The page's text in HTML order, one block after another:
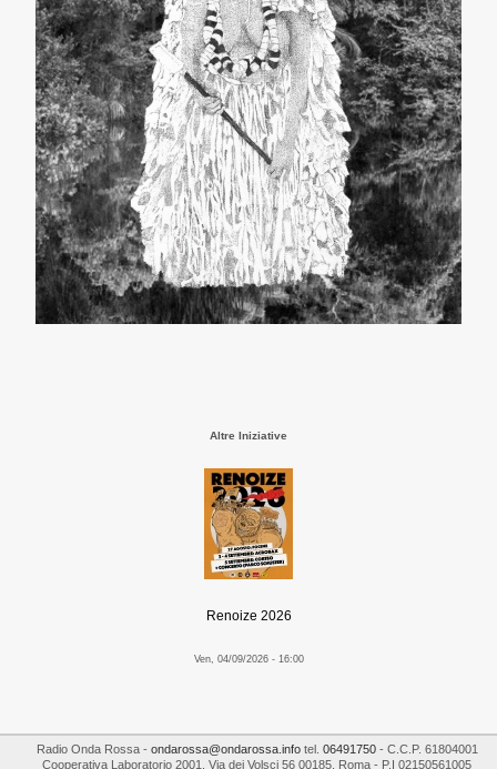
Altre Iniziative
Renoize 2026
Ven, 04/09/2026 - 16:00
Radio Onda Rossa- ondarossa@ondarossa.infotel. 06491750- C.C.P. 61804001
Cooperativa Laboratorio 2001
Via dei Volsci 56 00185 Roma - P.I 02150561005